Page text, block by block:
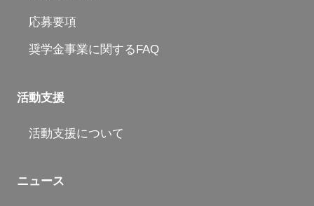
応募要項
奨学金事業に関するFAQ
活動支援
活動支援について
ニュース